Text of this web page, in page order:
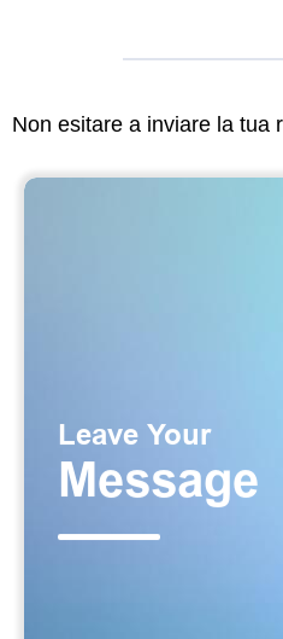
Non esitare a inviare la tua